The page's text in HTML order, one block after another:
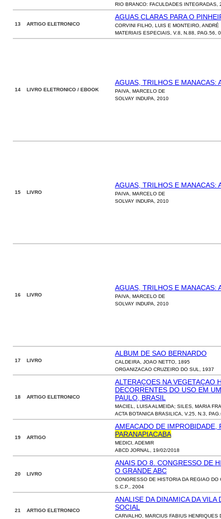
RIO BRANCO: FACULDADES INTEGRADAS,
13 ARTIGO ELETRONICO
AGUAS CLARAS PARA O
CORVINI FILHO, LUIS E MONTEIRO, ANDRÉ
MATERIAIS ESPECIAIS, V.8, N.88, PAG.56,
14 LIVRO ELETRONICO / EBOOK
AGUAS, TRILHOS E MANACAS:
PAIVA, MARCELO DE
SOLVAY INDUPA, 2010
15 LIVRO
AGUAS, TRILHOS E MANACAS:
PAIVA, MARCELO DE
SOLVAY INDUPA, 2010
16 LIVRO
AGUAS, TRILHOS E MANACAS:
PAIVA, MARCELO DE
SOLVAY INDUPA, 2010
17 LIVRO
ALBUM DE SAO BERNARDO
CALDEIRA, JOAO NETTO, 1895
ORGANIZACAO CRUZEIRO DO SUL, 1937
18 ARTIGO ELETRONICO
ALTERAÇOES NA VEGETAÇAO
DECORRENTES DO USO EM
PAULO, BRASIL
MACIEL, LUISA ALMEIDA; SILES, MARIA
ACTA BOTANICA BRASILICA, V.25, N.3,
19 ARTIGO
AMEACADO DE IMPROBIDADE,
PARANAPIACABA
MEDICI, ADEMIR
ABCD JORNAL, 19/02/2018
20 LIVRO
ANAIS DO 8. CONGRESSO DE
O GRANDE ABC
CONGRESSO DE HISTORIA DA REGIAO
S.C.P., 2004
21 ARTIGO ELETRONICO
ANALISE DA DINAMICA DA VILA
SOCIAL
CARVALHO, MARCIUS FABIUS HENRIQUES